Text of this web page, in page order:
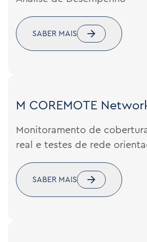
SABER MAIS
M COREMOTE
Monitoramento de
real e testes de rede
SABER MAIS